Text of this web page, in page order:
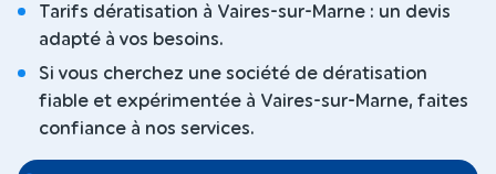
Tarifs dératisation à Vaires-sur-Marne : un devis
adapté à vos besoins.
Si vous cherchez une société de dératisation
fiable et expérimentée à Vaires-sur-Marne, faites
confiance à nos services.